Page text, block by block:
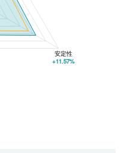
安定性
+11.57%